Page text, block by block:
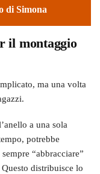
di Simona
il montaggio
ma una volta
a una sola
potrebbe
“abbracciare”
distribuisce lo